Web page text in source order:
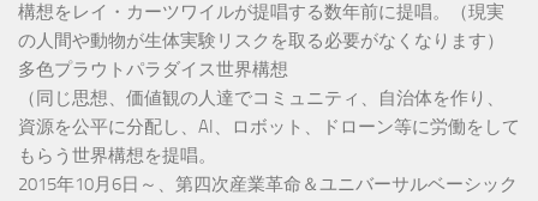
構想をレイ・カーツワイルが提唱する数年前に提唱。（現実
の人間や動物が生体実験リスクを取る必要がなくなります）
多色プラウトパラダイス世界構想
（同じ思想、価値観の人達でコミュニティ、自治体を作り、
資源を公平に分配し、AI、ロボット、ドローン等に労働をして
もらう世界構想を提唱。
2015年10月6日～、第四次産業革命＆ユニバーサルベーシック